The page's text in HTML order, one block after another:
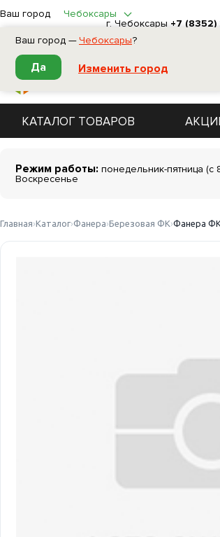
Ваш город —Чебоксары?
Да Изменить город
Ваш город
Чебоксары
г. Чебоксары +7 (8352)
КАТАЛОГ ТОВАРОВ
Режим работы: понедельник-пятница
Воскресенье
Главная Каталог Фанера Березовая ФК Фанера